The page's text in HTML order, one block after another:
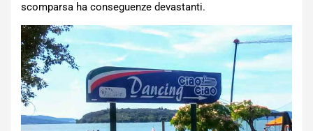
scomparsa ha conseguenze devastanti.